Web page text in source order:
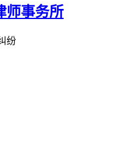
师事务所
纷